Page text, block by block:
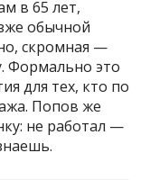
в 65 лет,
обычной
скромная —
Формально это
для тех, кто по
Попов же
не работал —